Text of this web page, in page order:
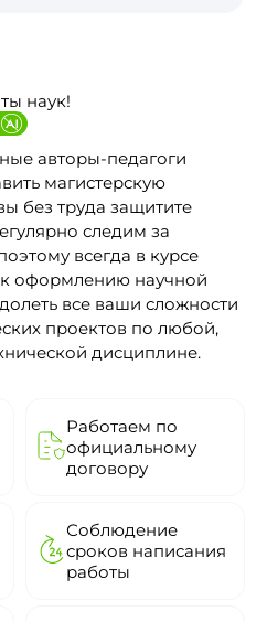
наук!
авторы-педагоги
магистерскую
без труда защитите
следим за
всегда в курсе
оформлению научной
все ваши сложности
проектов по любой,
дисциплине.
Работаем по
официальному
договору
Соблюдение
сроков написания
работы